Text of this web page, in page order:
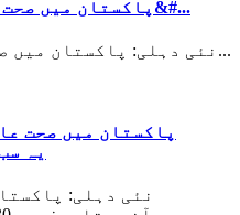
پاکستان میں صحت عامہ کی نئی ڈیڈ لائن ہے۔یہ&#...
نئی دہلی: پاکستان میں صحت عامہ کا ایک نیا معاہدہ...
پاکستان میں صحت
یہ
نئی دہلی: